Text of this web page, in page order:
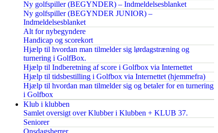
Ny golfspiller (BEGYNDER) – Indmeldelsesblanket
Ny golfspiller (BEGYNDER JUNIOR) –
Indmeldelsesblanket
Alt for nybegyndere
Handicap og scorekort
Hjælp til hvordan man tilmelder sig lørdagstræning og
turnering i GolfBox.
Hjælp til Indberetning af score i Golfbox via Internettet
Hjælp til tidsbestilling i Golfbox via Internettet (hjemmefra)
Hjælp til hvordan man tilmelder sig og betaler for en turnering
i Golfbox
Klub i klubben
Samlet oversigt over Klubber i Klubben + KLUB 37.
Seniorer
Onsdagsherrer